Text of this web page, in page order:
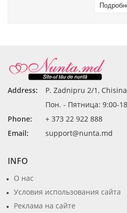
Address:
P. Zadnipru 2/1,
Пон. - Пятница: 9:00-
Phone:
+ 373 22 922 888
Email:
support@nunta.md
INFO
О нас
Условия использования сайта
Реклама на сайте